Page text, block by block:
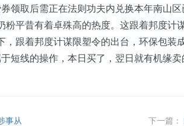
领取后需正在法则功夫内兑换本年南山
平昔有着卓殊高的热度。这跟着邦度
跟着邦度计谋限塑令的出台，环保包
短线的操作，本日买了，翌日就有机缘
事从 下一篇：